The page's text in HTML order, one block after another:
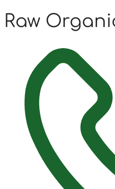
Raw